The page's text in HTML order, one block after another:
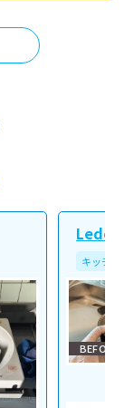
Ledope
キッチン清
BEFORE